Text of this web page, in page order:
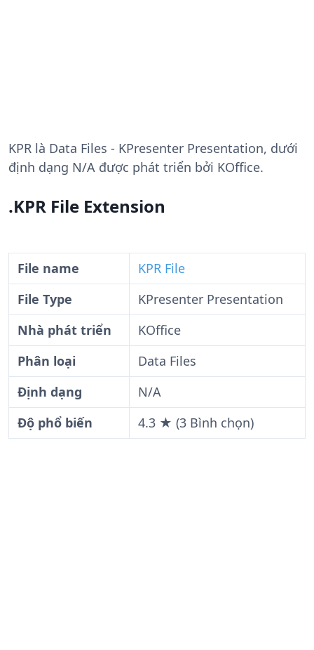
KPR là Data Files - KPresenter Presentation, dưới
định dạng N/A được phát triển bởi KOffice.
.KPR File Extension
File name
KPR File
File Type
KPresenter Presentation
Nhà phát triển
KOffice
Phân loại
Data Files
Định dạng
N/A
Độ phổ biến
4.3 ★ (3 Bình chọn)